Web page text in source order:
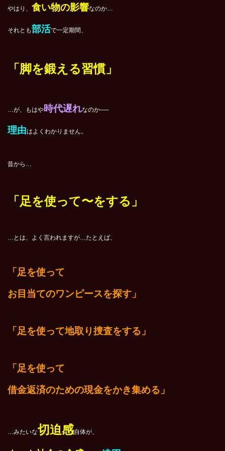
やはり、 食い物の影響なのか…
それとも部活で一定期間、
「脚を鍛える習慣」
…が、もはや時代遅れなのか──
理由はよくわかりません。
昔から…
「足を使って〜をする」
…とは、よく言われますが…たとえば、
「足を使って
お目当てのワンピースを探す」
「足を使って地取り捜査をする」
「足を使って
借金返済のための現金をかき集める」
…みたいな切迫感自体が、